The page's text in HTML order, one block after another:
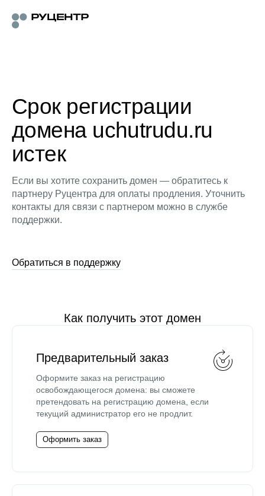
Срок регистрации
домена uchutrudu.ru
истек
Если вы хотите сохранить домен — обратитесь к
партнеру Руцентра для оплаты продления. Уточнить
контакты для связи с партнером можно в службе
поддержки.
Обратиться в поддержку
Как получить этот домен
Предварительный заказ
Оформите заказ на регистрацию
освобождающегося домена: вы сможете
претендовать на регистрацию домена, если
текущий администратор его не продлит.
Оформить заказ